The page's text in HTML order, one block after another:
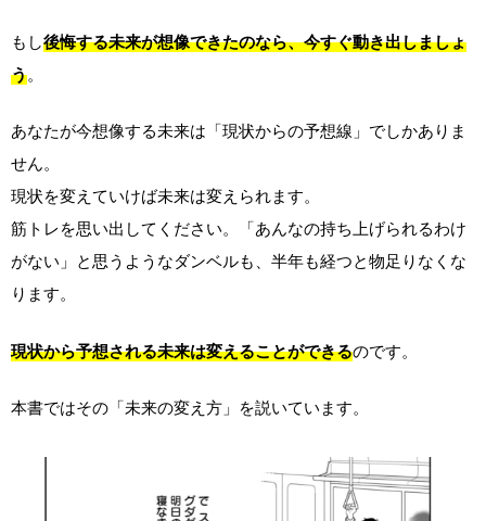
もし後悔する未来が想像できたのなら、今すぐ動き出しましょ
う。
あなたが今想像する未来は「現状からの予想線」でしかありま
せん。
現状を変えていけば未来は変えられます。
筋トレを思い出してください。「あんなの持ち上げられるわけ
がない」と思うようなダンベルも、半年も経つと物足りなくな
ります。
現状から予想される未来は変えることができるのです。
本書ではその「未来の変え方」を説いています。